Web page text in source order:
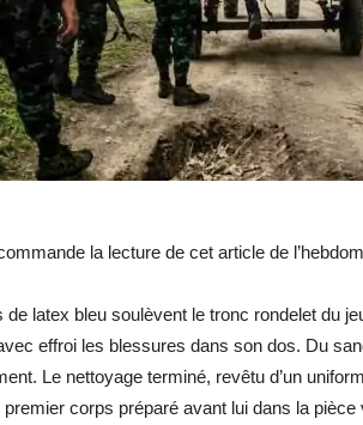
la lecture de cet article de
latex bleu soulèvent le tronc rondelet du
effroi les blessures dans son dos. Du
Le nettoyage terminé, revêtu d’un
premier corps préparé avant lui dans la